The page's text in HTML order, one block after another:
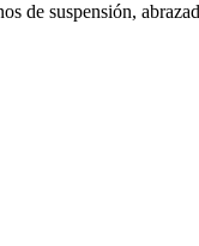
de suspensión,